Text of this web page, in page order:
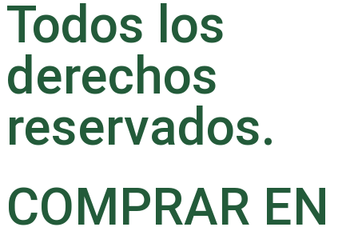
Todos los
derechos
reservados.
COMPRAR EN